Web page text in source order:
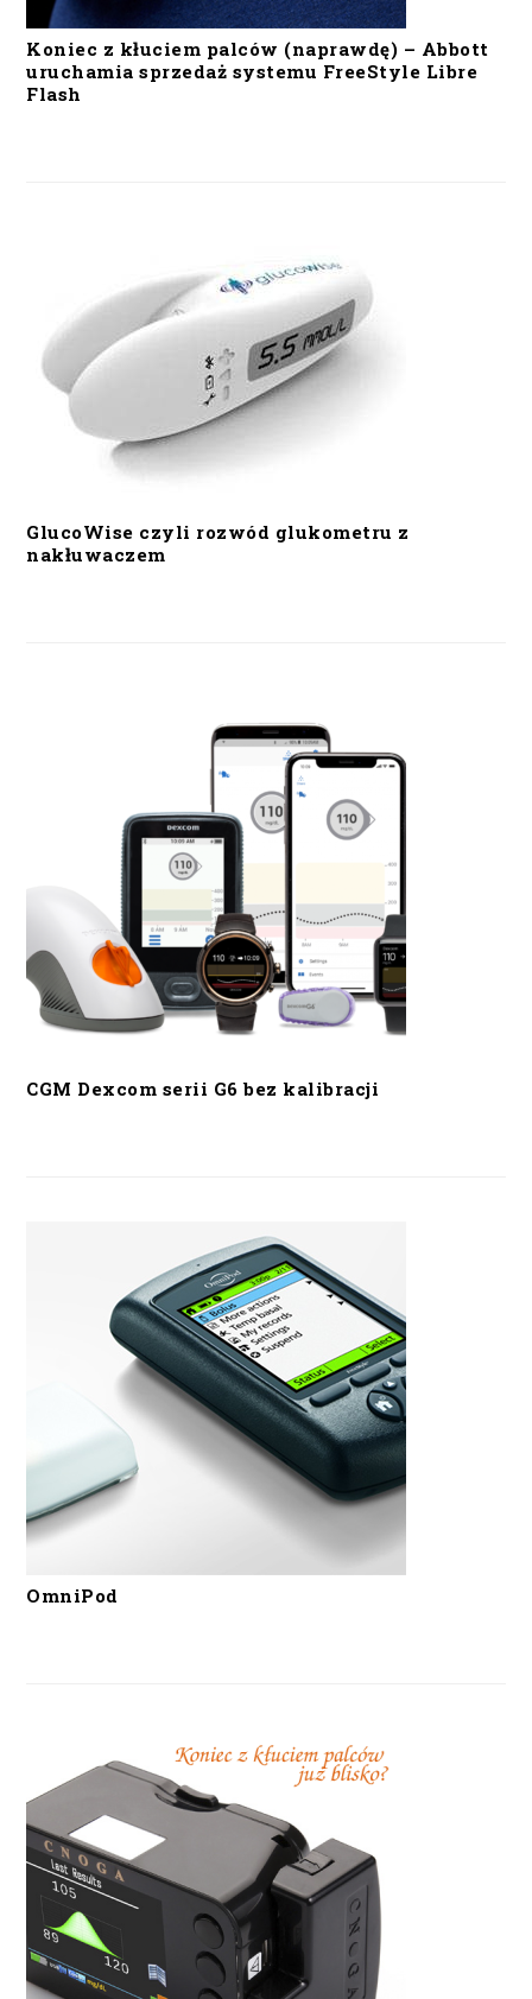
Koniec z kłuciem palców (naprawdę) – Abbott
uruchamia sprzedaż systemu FreeStyle Libre
Flash
GlucoWise czyli rozwód glukometru z
nakłuwaczem
CGM Dexcom serii G6 bez kalibracji
OmniPod